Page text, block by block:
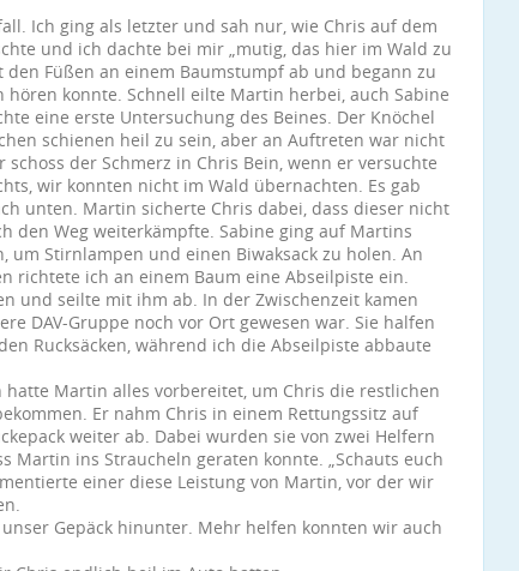
Ich ging als letzter und sah nur, wie Chris auf dem
und ich dachte bei mir „mutig, das hier im Wald zu
den Füßen an einem Baumstumpf ab und begann zu
hören konnte. Schnell eilte Martin herbei, auch Sabine
eine erste Untersuchung des Beines. Der Knöchel
schienen heil zu sein, aber an Auftreten war nicht
der Schmerz in Chris Bein, wenn er versuchte
wir konnten nicht im Wald übernachten. Es gab
unten. Martin sicherte Chris dabei, dass dieser nicht
den Weg weiterkämpfte. Sabine ging auf Martins
um Stirnlampen und einen Biwaksack zu holen. An
richtete ich an einem Baum eine Abseilpiste ein.
und seilte mit ihm ab. In der Zwischenzeit kamen
DAV-Gruppe noch vor Ort gewesen war. Sie halfen
Rucksäcken, während ich die Abseilpiste abbaute
hatte Martin alles vorbereitet, um Chris die restlichen
Er nahm Chris in einem Rettungssitz auf
weiter ab. Dabei wurden sie von zwei Helfern
Martin ins Straucheln geraten konnte. „Schauts euch
einer diese Leistung von Martin, vor der wir
Gepäck hinunter. Mehr helfen konnten wir auch